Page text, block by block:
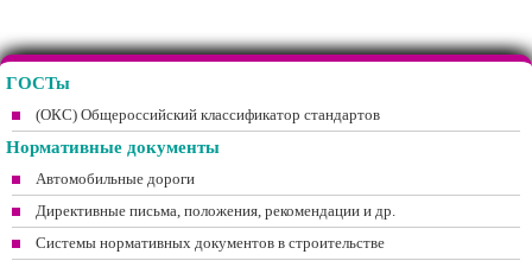
ГОСТы
(ОКС) Общероссийский классификатор стандартов
Нормативные документы
Автомобильные дороги
Директивные письма, положения, рекомендации и др.
Системы нормативных документов в строительстве